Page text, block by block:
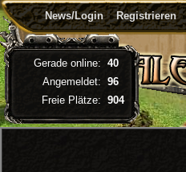
News/Login Registrieren
Gerade online: 40
Angemeldet: 96
Freie Plätze: 904